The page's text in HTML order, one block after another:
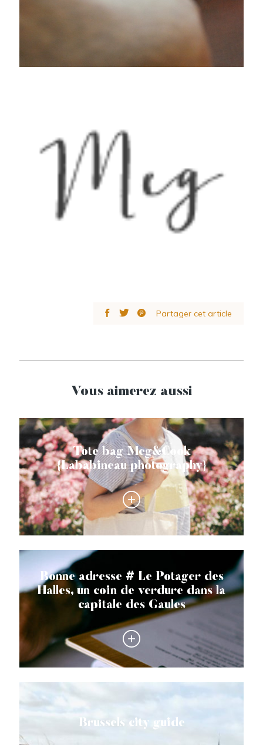
Partager cet article
Vous aimerez aussi
Tote bag Meg&Cook
{Lababineau photography}
Bonne adresse # Le Potager des
Halles, un coin de verdure dans la
capitale des Gaules
Brussels city guide